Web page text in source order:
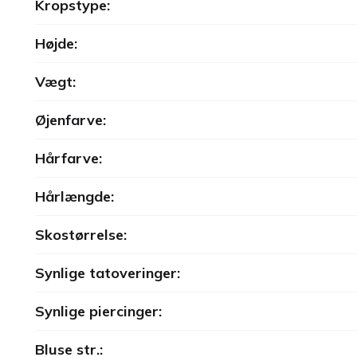
Kropstype:
Højde:
Vægt:
Øjenfarve:
Hårfarve:
Hårlængde:
Skostørrelse:
Synlige tatoveringer:
Synlige piercinger:
Bluse str.: